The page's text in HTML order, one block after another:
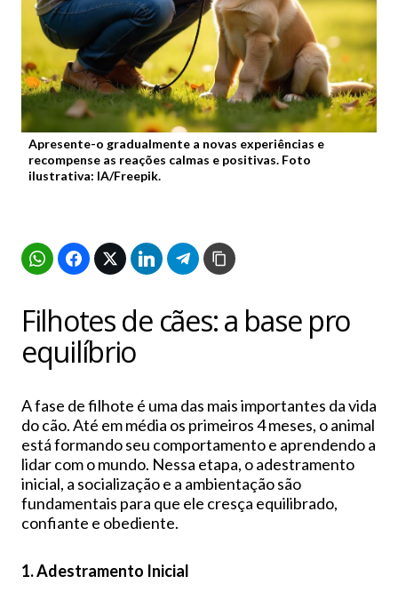
Apresente-o gradualmente a novas experiências e
recompense as reações calmas e positivas. Foto
ilustrativa: IA/Freepik.
Filhotes de cães: a base pro
equilíbrio
A fase de filhote é uma das mais importantes da vida
do cão. Até em média os primeiros 4 meses, o animal
está formando seu comportamento e aprendendo a
lidar com o mundo. Nessa etapa, o adestramento
inicial, a socialização e a ambientação são
fundamentais para que ele cresça equilibrado,
confiante e obediente.
1. Adestramento Inicial